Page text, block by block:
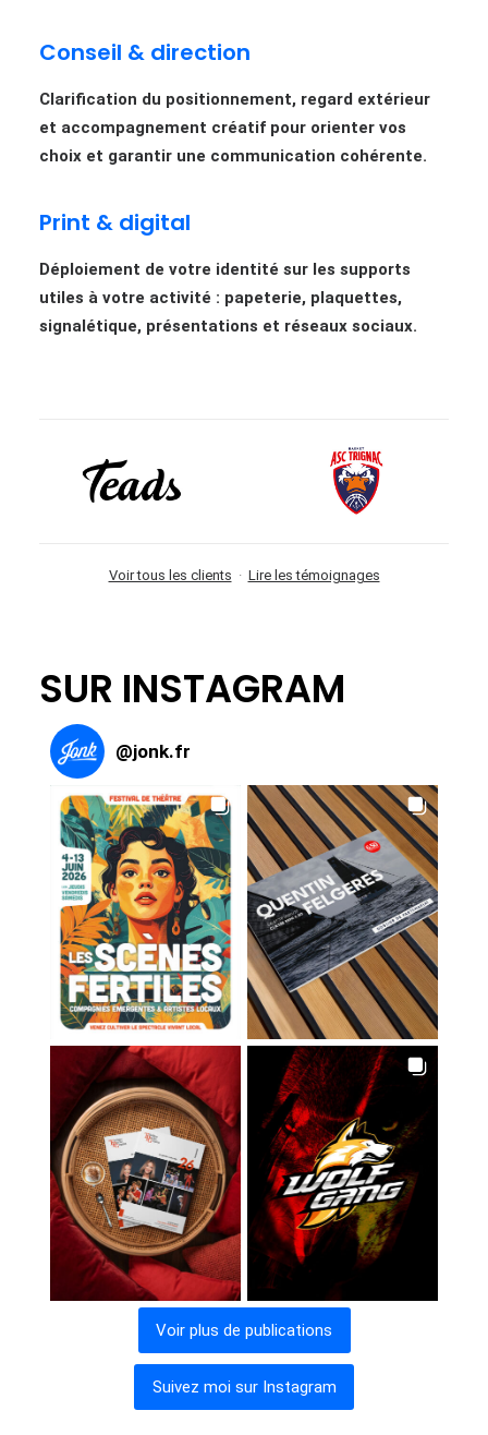
Conseil & direction
Clarification du positionnement, regard extérieur
et accompagnement créatif pour orienter vos
choix et garantir une communication cohérente.
Print & digital
Déploiement de votre identité sur les supports
utiles à votre activité : papeterie, plaquettes,
signalétique, présentations et réseaux sociaux.
Voir tous les clients · Lire les témoignages
SUR INSTAGRAM
@jonk.fr
Voir plus de publications
Suivez moi sur Instagram